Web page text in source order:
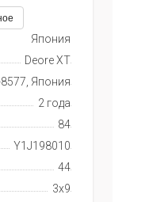
Япония
Deore XT
Япония
2 года
84
Y1J198010
44
3х9